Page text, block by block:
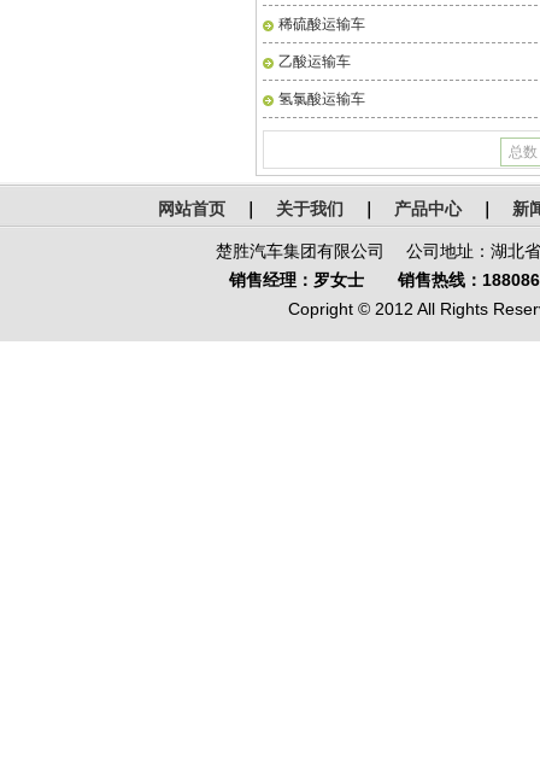
稀硫酸运输车
乙酸运输车
氢氯酸运输车
总
网站首页 关于我们 产品中心｜ 新
楚胜汽车集团有限公司 公司地址：湖北
销售经理：罗女士 销售热线：
Copright © 2012 All Rights